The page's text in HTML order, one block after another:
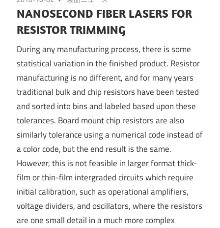
NANOSECOND FIBER LASERS FOR
RESISTOR TRIMMING
During any manufacturing process, there is some
statistical variation in the finished product. Resistor
manufacturing is no different, and for many years
traditional bulk and chip resistors have been tested
and sorted into bins and labeled based upon these
tolerances. Board mount chip resistors are also
similarly tolerance using a numerical code instead of
a color code, but the end result is the same.
However, this is not feasible in larger format thick-
film or thin-film intergraded circuits which require
initial calibration, such as operational amplifiers,
voltage dividers, and oscillators, where the resistors
are one small detail in a much more complex